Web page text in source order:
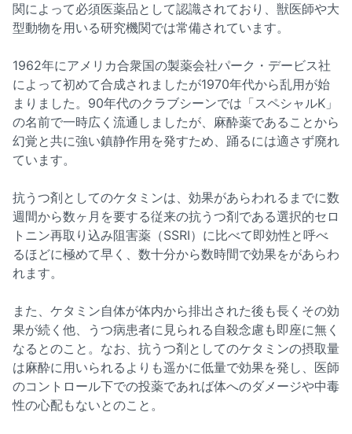
関によって必須医薬品として認識されており、獣医師や大
型動物を用いる研究機関では常備されています。
1962年にアメリカ合衆国の製薬会社パーク・デービス社
によって初めて合成されましたが1970年代から乱用が始
まりました。90年代のクラブシーンでは「スペシャルK」
の名前で一時広く流通しましたが、麻酔薬であることから
幻覚と共に強い鎮静作用を発すため、踊るには適さず廃れ
ています。
抗うつ剤としてのケタミンは、効果があらわれるまでに数
週間から数ヶ月を要する従来の抗うつ剤である選択的セロ
トニン再取り込み阻害薬（SSRI）に比べて即効性と呼べ
るほどに極めて早く、数十分から数時間で効果をがあらわ
れます。
また、ケタミン自体が体内から排出された後も長くその効
果が続く他、うつ病患者に見られる自殺念慮も即座に無く
なるとのこと。なお、抗うつ剤としてのケタミンの摂取量
は麻酔に用いられるよりも遥かに低量で効果を発し、医師
のコントロール下での投薬であれば体へのダメージや中毒
性の心配もないとのこと。